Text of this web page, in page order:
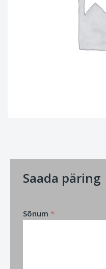
Saada päring
Sõnum *